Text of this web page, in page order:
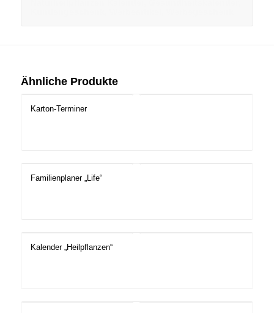
Ähnliche Produkte
Karton-Terminer
Familienplaner „Life“
Kalender „Heilpflanzen“